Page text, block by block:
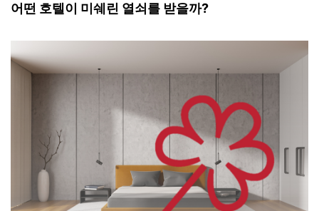
어떤 호텔이 미쉐린 열쇠를 받을까?